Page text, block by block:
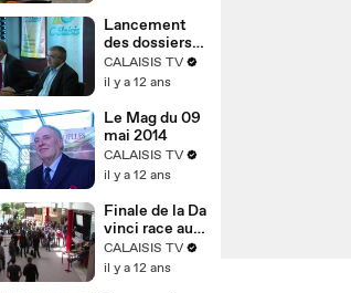
Lancement
des dossiers
Bourse de la
Vocation 2014
CALAISIS TV
il y a 12 ans
Le Mag du 09
mai 2014
CALAISIS TV
il y a 12 ans
Finale de la Da
vinci race au
lycée léonard
de vinci Calais
CALAISIS TV
il y a 12 ans